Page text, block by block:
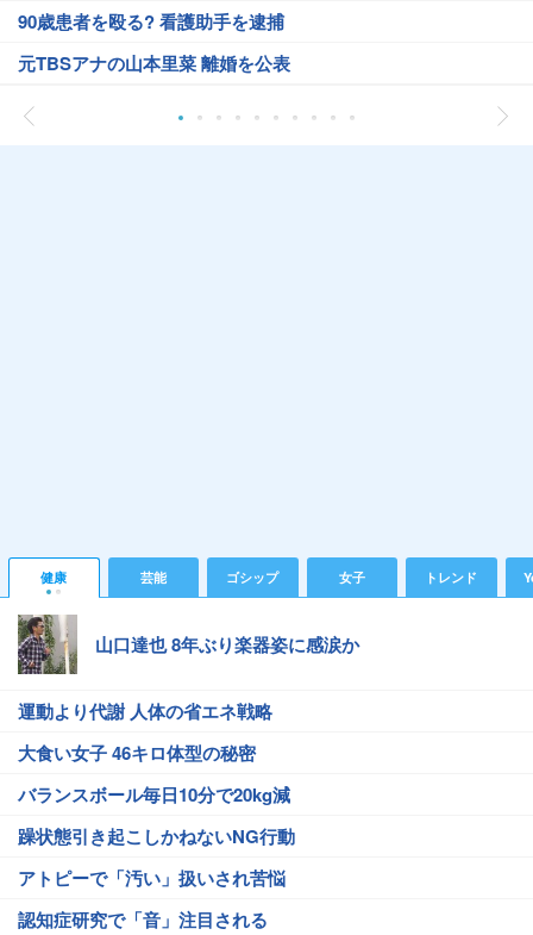
90歳患者を殴る? 看護助手を逮捕
元TBSアナの山本里菜 離婚を公表
健康 芸能 ゴシップ 女子 トレンド
山口達也 8年ぶり楽器姿に感涙か
運動より代謝 人体の省エネ戦略
大食い女子 46キロ体型の秘密
バランスボール毎日10分で20kg減
躁状態引き起こしかねないNG行動
アトピーで「汚い」扱いされ苦悩
認知症研究で「音」注目される